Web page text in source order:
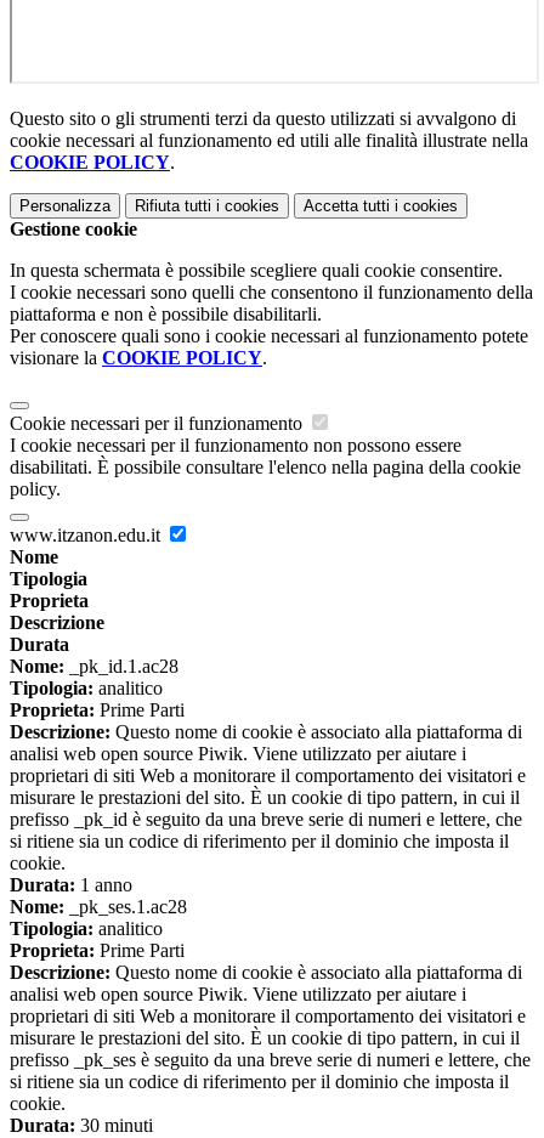
Questo sito o gli strumenti terzi da questo utilizzati si avvalgono di
cookie necessari al funzionamento ed utili alle finalità illustrate nella
COOKIE POLICY.
Personalizza Rifiuta tutti i cookies Accetta tutti i cookies
Gestione cookie
In questa schermata è possibile scegliere quali cookie consentire.
I cookie necessari sono quelli che consentono il funzionamento della
piattaforma e non è possibile disabilitarli.
Per conoscere quali sono i cookie necessari al funzionamento potete
visionare la COOKIE POLICY.
Cookie necessari per il funzionamento
I cookie necessari per il funzionamento non possono essere
disabilitati. È possibile consultare l'elenco nella pagina della cookie
policy.
www.itzanon.edu.it
Nome
Tipologia
Proprieta
Descrizione
Durata
Nome: _pk_id.1.ac28
Tipologia: analitico
Proprieta: Prime Parti
Descrizione: Questo nome di cookie è associato alla piattaforma di
analisi web open source Piwik. Viene utilizzato per aiutare i
proprietari di siti Web a monitorare il comportamento dei visitatori e
misurare le prestazioni del sito. È un cookie di tipo pattern, in cui il
prefisso _pk_id è seguito da una breve serie di numeri e lettere, che
si ritiene sia un codice di riferimento per il dominio che imposta il
cookie.
Durata: 1 anno
Nome: _pk_ses.1.ac28
Tipologia: analitico
Proprieta: Prime Parti
Descrizione: Questo nome di cookie è associato alla piattaforma di
analisi web open source Piwik. Viene utilizzato per aiutare i
proprietari di siti Web a monitorare il comportamento dei visitatori e
misurare le prestazioni del sito. È un cookie di tipo pattern, in cui il
prefisso _pk_ses è seguito da una breve serie di numeri e lettere, che
si ritiene sia un codice di riferimento per il dominio che imposta il
cookie.
Durata: 30 minuti